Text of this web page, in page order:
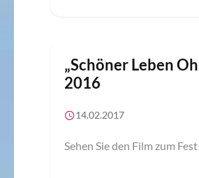
„Schöner Leben
2016
14.02.2017
Sehen Sie den Film zum